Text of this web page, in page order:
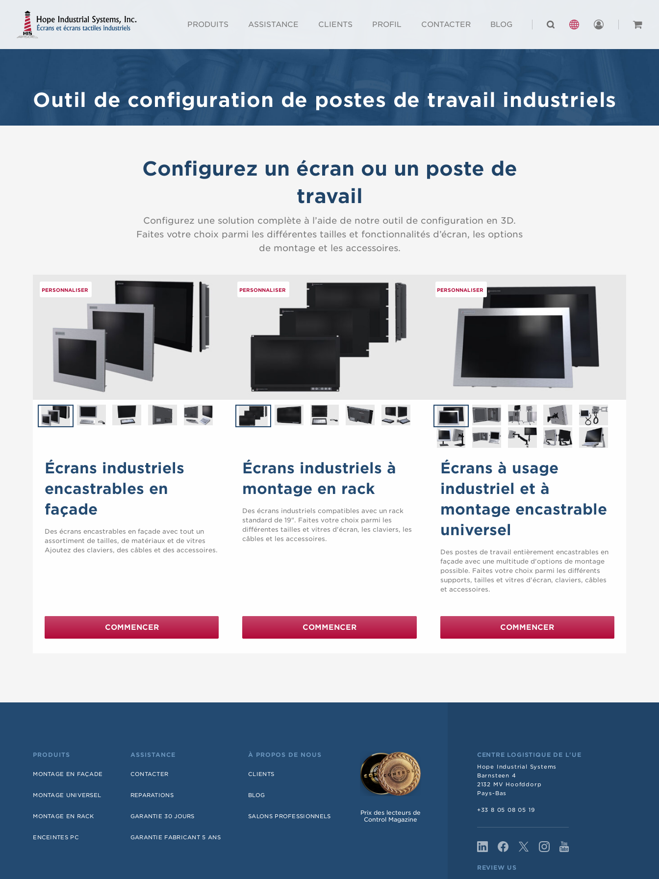
PRODUITS ASSISTANCE CLIENTS PROFIL CONTACTER BLOG
Outil de configuration de postes de travail industriels
Configurez un écran ou un poste de
travail
Configurez une solution complète à l’aide de notre outil de configuration en 3D.
Faites votre choix parmi les différentes tailles et fonctionnalités d’écran, les options
de montage et les accessoires.
PERSONNALISER
Écrans industriels
encastrables en
façade
Des écrans encastrables en façade avec tout un
assortiment de tailles, de matériaux et de vitres
Ajoutez des claviers, des câbles et des accessoires.
COMMENCER
PERSONNALISER
Écrans industriels à
montage en rack
Des écrans industriels compatibles avec un rack
standard de 19". Faites votre choix parmi les
différentes tailles et vitres d'écran, les claviers, les
câbles et les accessoires.
COMMENCER
PERSONNALISER
Écrans à usage
industriel et à
montage encastrable
universel
Des postes de travail entièrement encastrables en
façade avec une multitude d'options de montage
possible. Faites votre choix parmi les différents
supports, tailles et vitres d'écran, claviers, câbles
et accessoires.
COMMENCER
PRODUITS
MONTAGE EN FAÇADE
MONTAGE UNIVERSEL
MONTAGE EN RACK
ENCEINTES PC
ASSISTANCE
CONTACTER
REPARATIONS
GARANTIE 30 JOURS
GARANTIE FABRICANT 5 ANS
À PROPOS DE NOUS
CLIENTS
BLOG
SALONS PROFESSIONNELS
Prix des lecteurs de
Control Magazine
CENTRE LOGISTIQUE DE L'UE
Hope Industrial Systems
Barnsteen 4
2132 MV Hoofddorp
Pays-Bas
+33 8 05 08 05 19
REVIEW US